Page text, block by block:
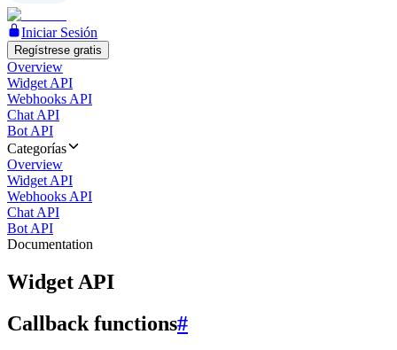
Iniciar Sesión
Regístrese gratis
Overview
Widget API
Webhooks API
Chat API
Bot API
Categorías
Overview
Widget API
Webhooks API
Chat API
Bot API
Documentation
Widget API
Callback functions#